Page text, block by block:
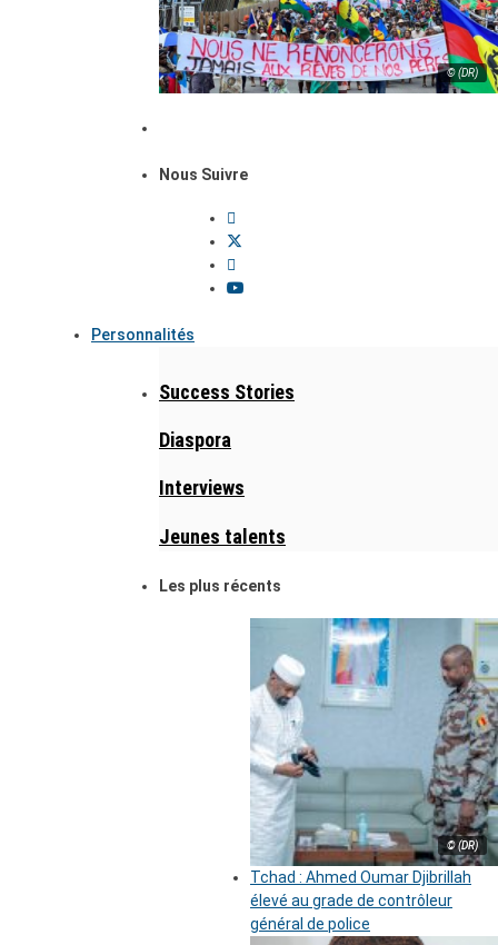
© (DR)
Nous Suivre
Personnalités
Success Stories
Diaspora
Interviews
Jeunes talents
Les plus récents
© (DR)
Tchad : Ahmed Oumar Djibrillah
élevé au grade de contrôleur
général de police